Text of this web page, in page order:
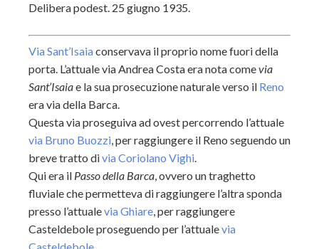
Delibera podest. 25 giugno 1935.
Via Sant’Isaiaconservava il proprio nome fuori della
porta. L’attuale via Andrea Costa era nota comevia
Sant’Isaiae la sua prosecuzione naturale verso il Reno
era via della Barca.
Questa via proseguiva ad ovest percorrendo l’attuale
via Bruno Buozzi, per raggiungere il Reno seguendo un
breve tratto divia Coriolano Vighi.
Qui era il Passo della Barca, ovvero un traghetto
fluviale che permetteva di raggiungere l’altra sponda
presso l’attualevia Ghiare, per raggiungere
Casteldebole proseguendo per l’attualevia